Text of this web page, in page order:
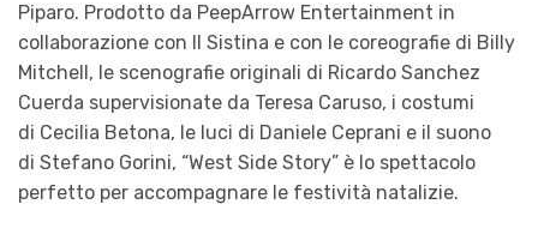
Piparo. Prodotto da PeepArrow Entertainment in
collaborazione con Il Sistina e con le coreografie di Billy
Mitchell, le scenografie originali di Ricardo Sanchez
Cuerda supervisionate da Teresa Caruso, i costumi
di Cecilia Betona, le luci di Daniele Ceprani e il suono
di Stefano Gorini, “West Side Story” è lo spettacolo
perfetto per accompagnare le festività natalizie.